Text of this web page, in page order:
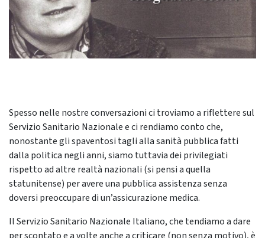
Spesso nelle nostre conversazioni ci troviamo a riflettere sul
Servizio Sanitario Nazionale e ci rendiamo conto che,
nonostante gli spaventosi tagli alla sanità pubblica fatti
dalla politica negli anni, siamo tuttavia dei privilegiati
rispetto ad altre realtà nazionali (si pensi a quella
statunitense) per avere una pubblica assistenza senza
doversi preoccupare di un’assicurazione medica.
Il Servizio Sanitario Nazionale Italiano, che tendiamo a dare